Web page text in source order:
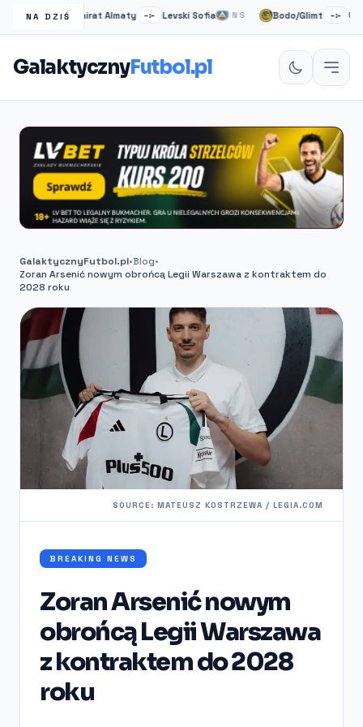
NA DZIŚ
NS Kairat Almaty –:– Levski Sofia NS Bodo/Glimt –:– Union
GalaktycznyFutbol.pl
GalaktycznyFutbol.pl•Blog•
Zoran Arsenić nowym obrońcą Legii Warszawa z kontraktem do
2028 roku
SOURCE: MATEUSZ KOSTRZEWA / LEGIA.COM
BREAKING NEWS
Zoran Arsenić nowym
obrońcą Legii Warszawa
z kontraktem do 2028
roku